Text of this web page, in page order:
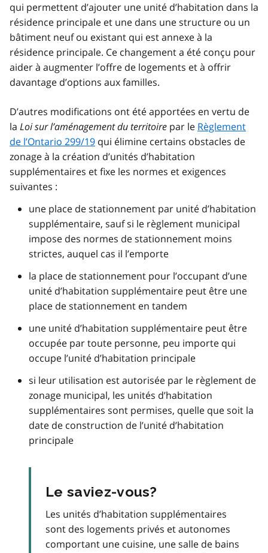
qui permettent d’ajouter une unité d’habitation dans la
résidence principale et une dans une structure ou un
bâtiment neuf ou existant qui est annexe à la
résidence principale. Ce changement a été conçu pour
aider à augmenter l’offre de logements et à offrir
davantage d’options aux familles.
D’autres modifications ont été apportées en vertu de
la Loi sur l’aménagement du territoire par le Règlement
de l’Ontario 299/19 qui élimine certains obstacles de
zonage à la création d’unités d’habitation
supplémentaires et fixe les normes et exigences
suivantes :
une place de stationnement par unité d’habitation
supplémentaire, sauf si le règlement municipal
impose des normes de stationnement moins
strictes, auquel cas il l’emporte
la place de stationnement pour l’occupant d’une
unité d’habitation supplémentaire peut être une
place de stationnement en tandem
une unité d’habitation supplémentaire peut être
occupée par toute personne, peu importe qui
occupe l’unité d’habitation principale
si leur utilisation est autorisée par le règlement de
zonage municipal, les unités d’habitation
supplémentaires sont permises, quelle que soit la
date de construction de l’unité d’habitation
principale
Le saviez-vous?
Les unités d’habitation supplémentaires
sont des logements privés et autonomes
comportant une cuisine, une salle de bains